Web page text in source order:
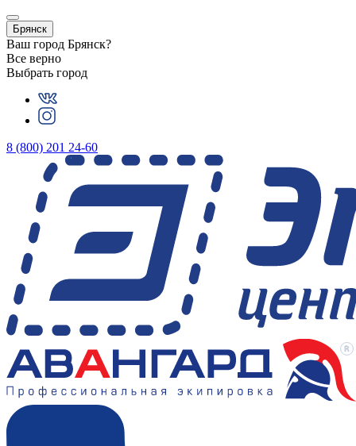
Брянск
Ваш город Брянск?
Все верно
Выбрать город
8 (800) 201 24-60